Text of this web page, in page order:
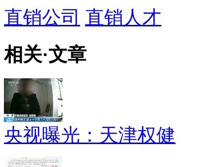
直销公司 直销人才
相关·文章
央视曝光：天津权健